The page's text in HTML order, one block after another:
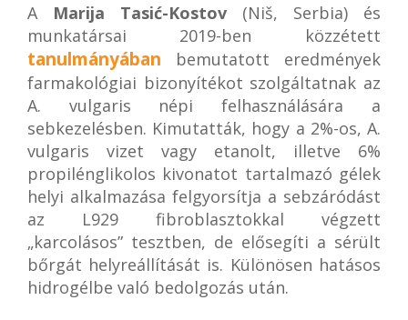
A Marija Tasić-Kostov (Niš, Serbia) és
munkatársai 2019-ben közzétett
tanulmányában bemutatott eredmények
farmakológiai bizonyítékot szolgáltatnak az
A. vulgaris népi felhasználására a
sebkezelésben. Kimutatták, hogy a 2%-os, A.
vulgaris vizet vagy etanolt, illetve 6%
propilénglikolos kivonatot tartalmazó gélek
helyi alkalmazása felgyorsítja a sebzáródást
az L929 fibroblasztokkal végzett
„karcolásos” tesztben, de elősegíti a sérült
bőrgát helyreállítását is. Különösen hatásos
hidrogélbe való bedolgozás után.